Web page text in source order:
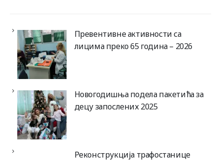
Превентивне активности са
лицима преко 65 година – 2026
Новогодишња подела пакетића за
децу запослених 2025
Реконструкција трафостанице